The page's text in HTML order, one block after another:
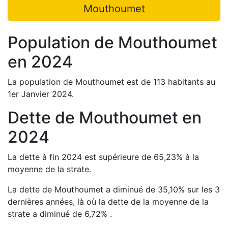
Mouthoumet
Population de Mouthoumet
en 2024
La population de Mouthoumet est de 113 habitants au
1er Janvier 2024.
Dette de Mouthoumet en
2024
La dette à fin 2024 est supérieure de 65,23% à la
moyenne de la strate.
La dette de Mouthoumet a diminué de 35,10% sur les 3
dernières années, là où la dette de la moyenne de la
strate a diminué de 6,72% .